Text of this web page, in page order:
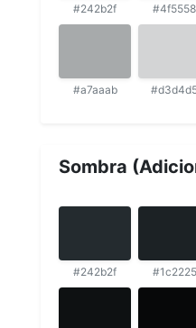
#242b2f #4f5558
#a7aaab
Sombra
#242b2f #1c2225